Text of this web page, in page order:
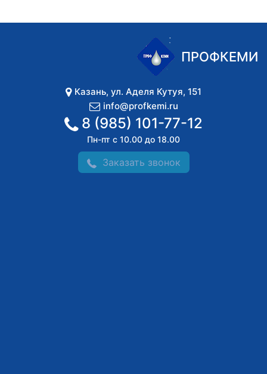
ПРОФКЕМИ
Казань, ул. Аделя Кутуя, 151
info@profkemi.ru
8 (985) 101-77-12
Пн-пт с 10.00 до 18.00
Заказать звонок